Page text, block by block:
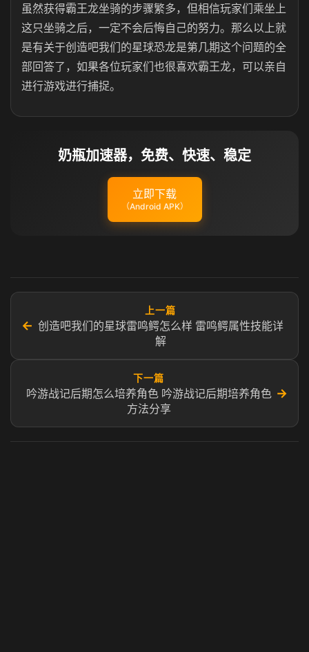
虽然获得霸王龙坐骑的步骤繁多，但相信玩家们乘坐上
这只坐骑之后，一定不会后悔自己的努力。那么以上就
是有关于创造吧我们的星球恐龙是第几期这个问题的全
部回答了，如果各位玩家们也很喜欢霸王龙，可以亲自
进行游戏进行捕捉。
奶瓶加速器，免费、快速、稳定
立即下载
（Android APK）
←
上一篇
创造吧我们的星球雷鸣鳄怎么样 雷鸣鳄属性技能详
解
下一篇
吟游战记后期怎么培养角色 吟游战记后期培养角色
方法分享
→